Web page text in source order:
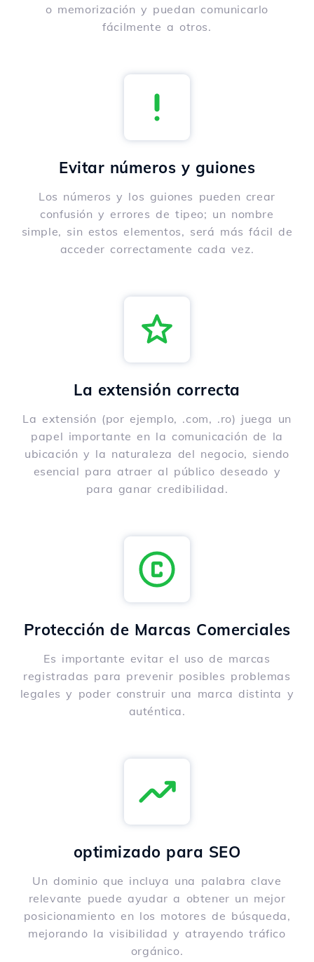
o memorización y puedan comunicarlo
fácilmente a otros.
Evitar números y guiones
Los números y los guiones pueden crear
confusión y errores de tipeo; un nombre
simple, sin estos elementos, será más fácil de
acceder correctamente cada vez.
La extensión correcta
La extensión (por ejemplo, .com, .ro) juega un
papel importante en la comunicación de la
ubicación y la naturaleza del negocio, siendo
esencial para atraer al público deseado y
para ganar credibilidad.
Protección de Marcas Comerciales
Es importante evitar el uso de marcas
registradas para prevenir posibles problemas
legales y poder construir una marca distinta y
auténtica.
optimizado para SEO
Un dominio que incluya una palabra clave
relevante puede ayudar a obtener un mejor
posicionamiento en los motores de búsqueda,
mejorando la visibilidad y atrayendo tráfico
orgánico.